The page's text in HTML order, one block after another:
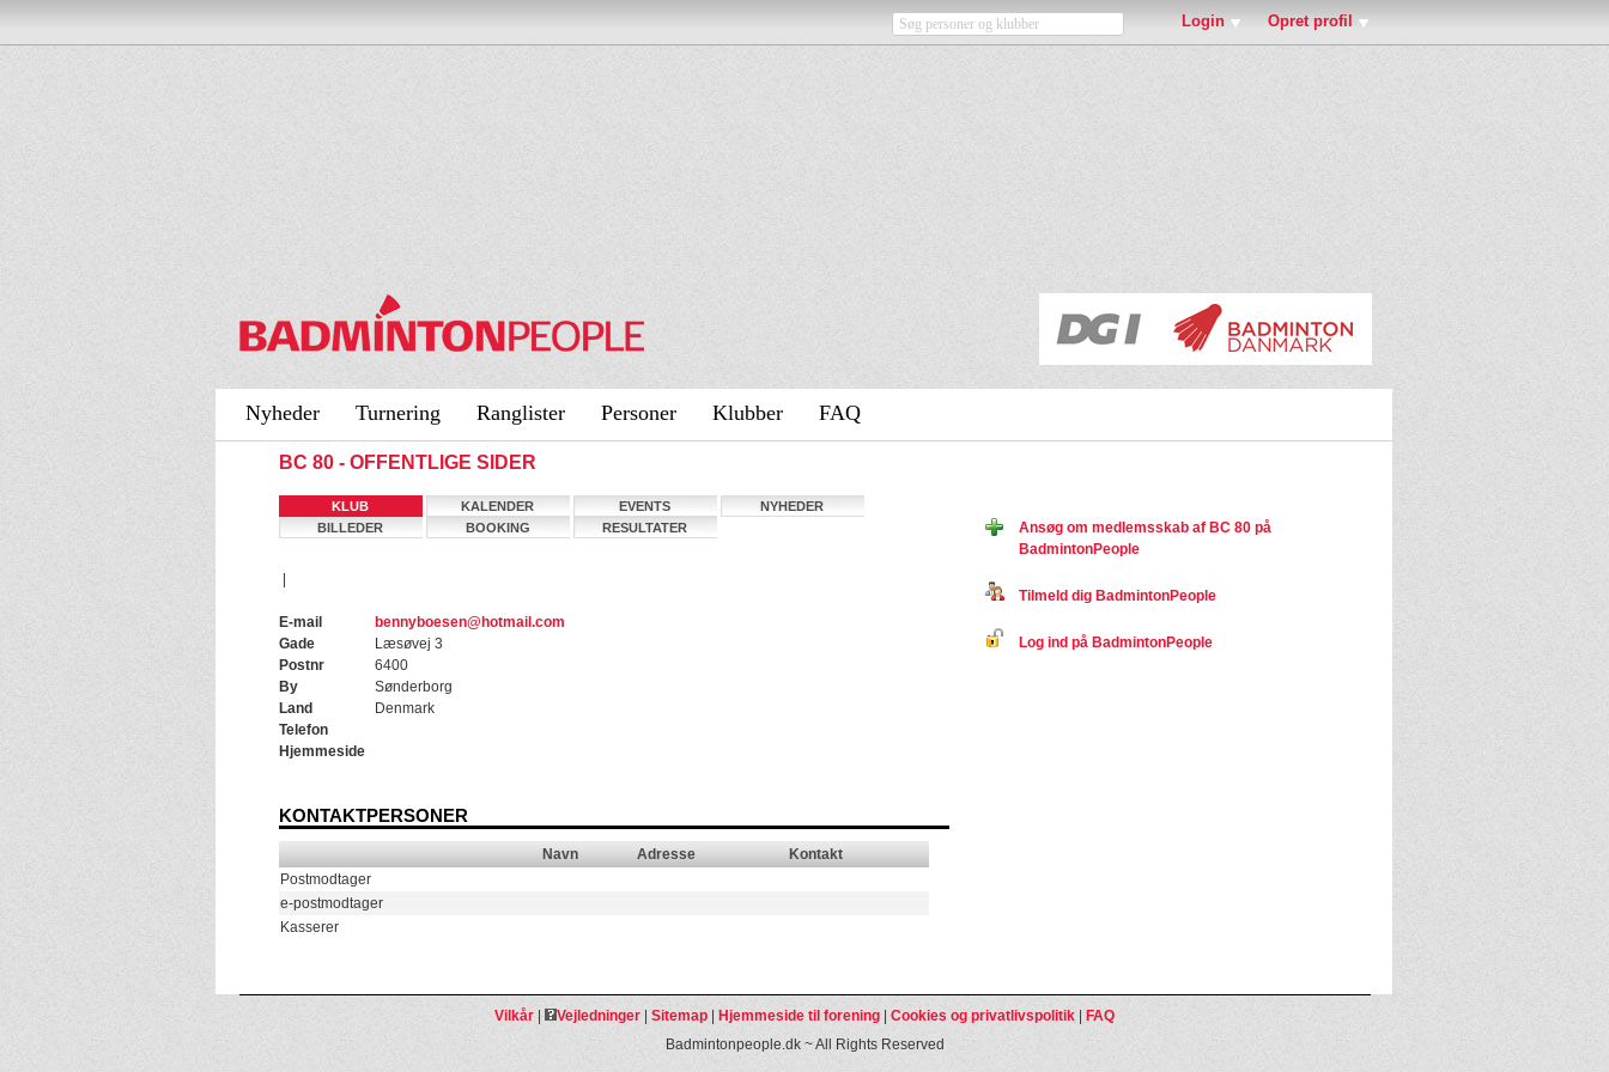
Login Opret profil
Nyheder Turnering Ranglister Personer Klubber FAQ
BC 80 - OFFENTLIGE SIDER
KLUB KALENDER EVENTS
NYHEDER
BILLEDER
BOOKING RESULTATER
E-mail
bennyboesen@hotmail.com
Gade
Læsøvej 3
Postnr
6400
By
Sønderborg
Land
Denmark
Telefon
Hjemmeside
KONTAKTPERSONER
Navn Adresse
Kontakt
Postmodtager
e-postmodtager
Kasserer
Ansøg om medlemsskab af BC 80 på
BadmintonPeople
Tilmeld dig BadmintonPeople
Log ind på BadmintonPeople
Vilkår Vejledninger Sitemap Hjemmeside til forening Cookies og privatlivspolitik
FAQ
Badmintonpeople.dk ~ All Rights Reserved